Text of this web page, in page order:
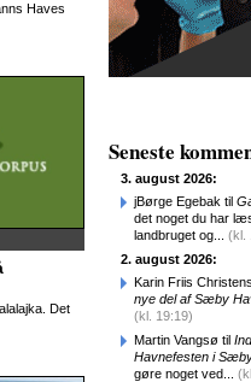
Haves
Det
Seneste
3. august 2026:
jBørge Egebak til
det noget du har
landbruget og... (kl.
2. august 2026:
Karin Friis
nye del af Sæby
(kl. 19:19)
Martin Vangsø til
Havnefesten i
gøre noget ved...